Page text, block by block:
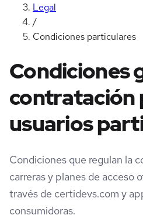
Legal
/
Condiciones particulares
Condiciones
contratación
usuarios
Condiciones que regulan la
carreras y planes de acceso
través de certidevs.com y
consumidoras.